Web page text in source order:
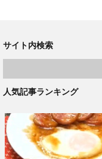
サイト内検索
人気記事ランキング